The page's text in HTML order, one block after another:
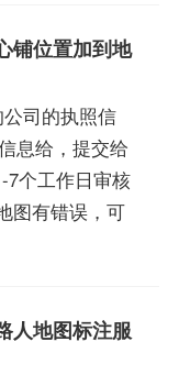
铺位置加到地
司的执照信
息给，提交给
7个工作日审核
图有错误，可
人地图标注服